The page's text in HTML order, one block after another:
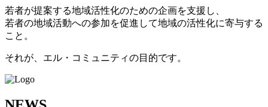
若者が提案する地域活性化のための企画を支援し、
若者の地域活動への参加を促進して地域の活性化に寄与する
こと。
それが、エル・コミュニティの目的です。